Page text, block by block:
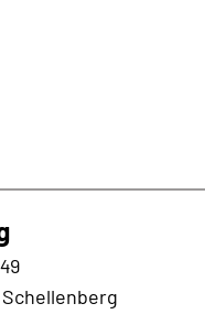
Schellenberg